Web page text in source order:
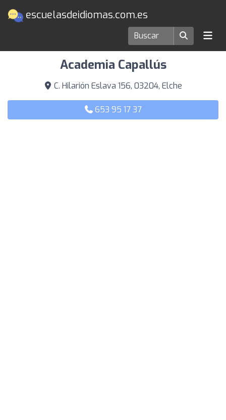
escuelasdeidiomas.com.es
Escuelas de idiomas en Elche
Academia Capallús
C. Hilarión Eslava 156, 03204, Elche
653 95 17 37